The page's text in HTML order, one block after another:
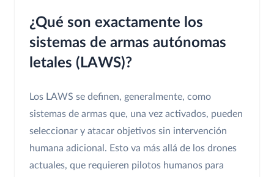
¿Qué son exactamente los
sistemas de armas autónomas
letales (LAWS)?
Los LAWS se definen, generalmente, como
sistemas de armas que, una vez activados, pueden
seleccionar y atacar objetivos sin intervención
humana adicional. Esto va más allá de los drones
actuales, que requieren pilotos humanos para